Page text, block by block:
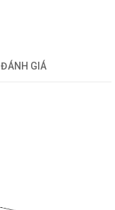
ĐÁNH GIÁ